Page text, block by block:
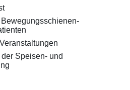
Speisen- und